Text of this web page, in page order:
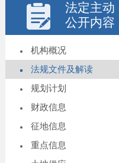
法定主动
公开内容
机构概况
法规文件及解读
规划计划
财政信息
征地信息
重点信息